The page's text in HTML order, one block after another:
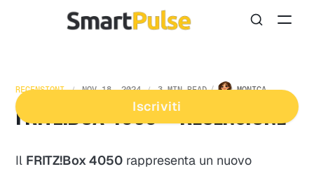
Iscriviti
RECENSIONI NOV 18, 2024 3 MIN READ MONICA
FRITZ!BOX 4050 – RECENSIONE
Il FRITZ!Box 4050 rappresenta un nuovo